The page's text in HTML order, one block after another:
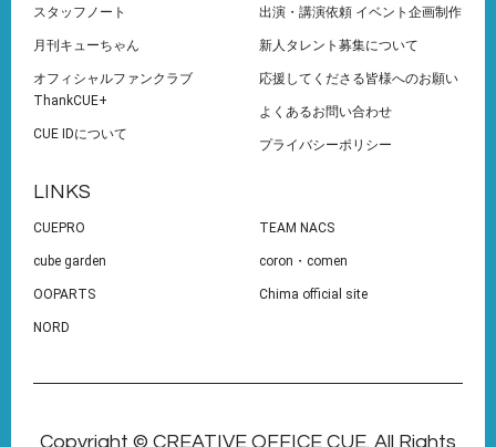
スタッフノート
月刊キューちゃん
オフィシャルファンクラブ
ThankCUE+
CUE IDについて
出演・講演依頼 イベント企画制作
新人タレント募集について
応援してくださる皆様へのお願い
よくあるお問い合わせ
プライバシーポリシー
LINKS
CUEPRO TEAM NACS
cube garden coron・comen
OOPARTS Chima official site
NORD
Copyright © CREATIVE OFFICE CUE. All Rights